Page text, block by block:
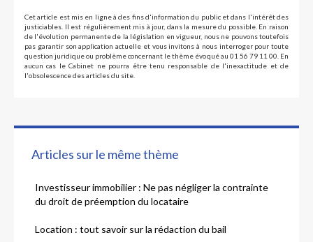
Articles sur le même thème
Investisseur immobilier : Ne pas négliger la contrainte
du droit de préemption du locataire
Location : tout savoir sur la rédaction du bail
Cet article est mis en ligne à des fins d'information du public et dans l'intérêt des
justiciables. Il est régulièrement mis à jour, dans la mesure du possible. En raison
de l'évolution permanente de la législation en vigueur, nous ne pouvons toutefois
pas garantir son application actuelle et vous invitons à nous interroger pour toute
question juridique ou problème concernant le thème évoqué au 01 56 79 11 00. En
aucun cas le Cabinet ne pourra être tenu responsable de l'inexactitude et de
l'obsolescence des articles du site.